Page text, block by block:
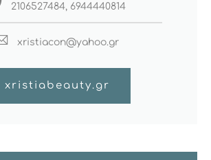
2106527484, 6944440814
xristiacon@yahoo.gr
xristiabeauty.gr